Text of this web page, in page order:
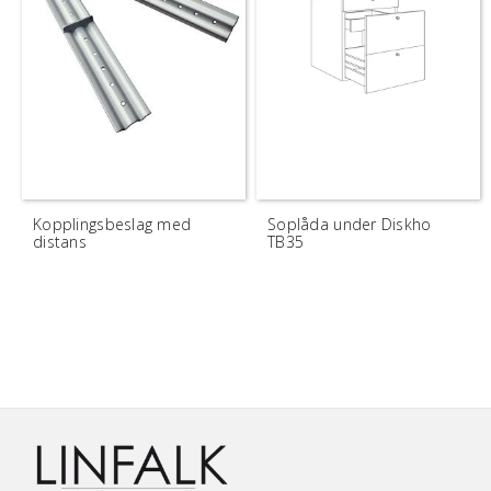
Kopplingsbeslag med
distans
Soplåda under Diskho
TB35